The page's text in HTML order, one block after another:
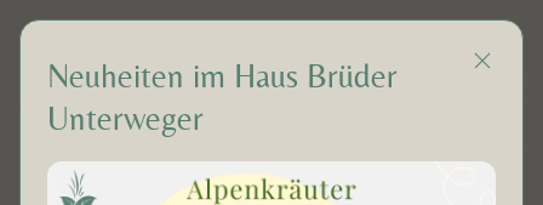
Neuheiten im Haus Brüder
Unterweger